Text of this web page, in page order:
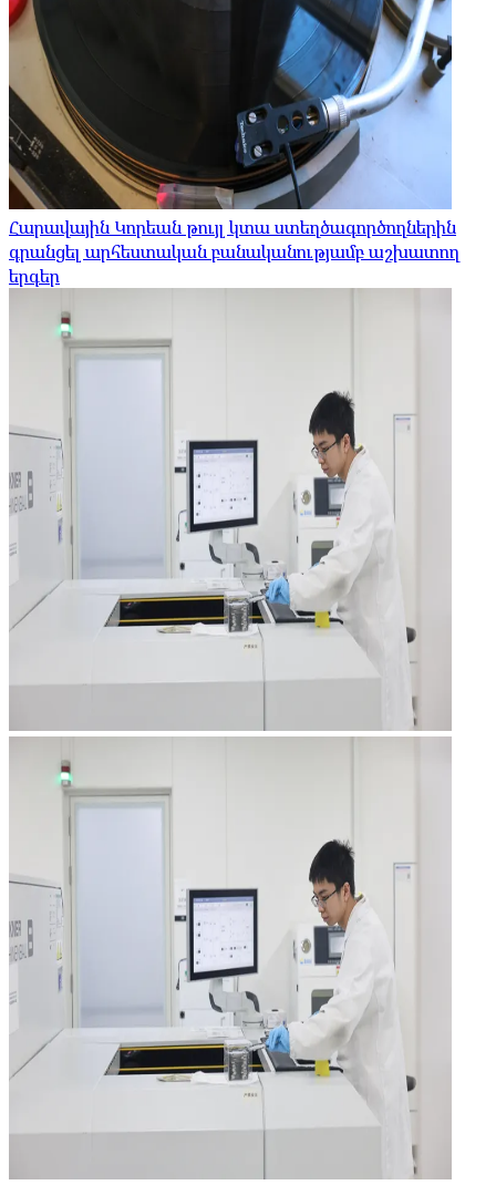
Հարավային Կորեան թույլ կտա ստեղծագործողներին
գրանցել արհեստական ​​բանականությամբ աշխատող
երգեր